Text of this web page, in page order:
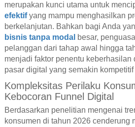
merupakan kunci utama untuk
efektifyang mampu menghasilkan
berkelanjutan. Bahkan bagi Anda
bisnis tanpa modal besar,
pelanggan dari tahap awal hingga
menjadi faktor penentu keberhasilan
pasar digital yang semakin kompetitif
Kompleksitas Perilaku
Kebocoran Funnel Digital
Berdasarkan penelitian mengenai
konsumen di tahun 2026 cenderung